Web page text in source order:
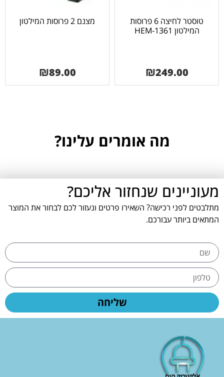
טוסטר לחיצה 6 פרוסות
המילטון HEM-1361
₪249.00
מצנם 2 פרוסות המילטון
₪89.00
מה אומרים עלינו?
מעוניינים שנחזור אליכם?
מתלבטים לפני רכישה? השאירו פרטים ונעזור לכם לבחור את המוצר
המתאים ביותר עבורכם.
שליחה